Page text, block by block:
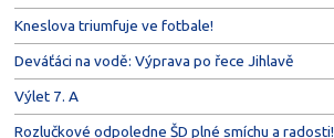
Kneslova triumfuje ve fotbale!
Deváťáci na vodě: Výprava po řece Jihlavě
Výlet 7. A
Rozlučkové odpoledne ŠD plné smíchu a radosti!